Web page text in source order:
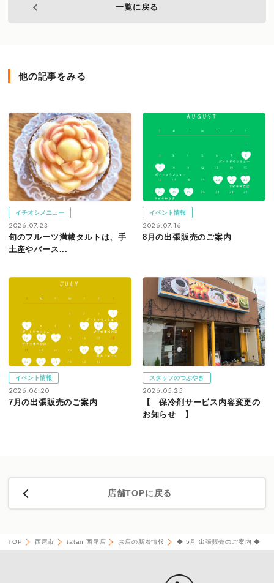
一覧に戻る
他の記事をみる
イチオシメニュー
2026.07.23
旬のフルーツ満載タルトは、手
土産やバース...
イベント情報
2026.07.16
8月の出張販売のご案内
イベント情報
2026.06.20
7月の出張販売のご案内
スタッフのつぶやき
2026.05.25
【 保冷剤サービス内容変更の
お知らせ 】
店舗TOPに戻る
TOP 西尾市 tatan 西尾店 お店の新着情報 ◆ 5月 出張販売のご案内 ◆